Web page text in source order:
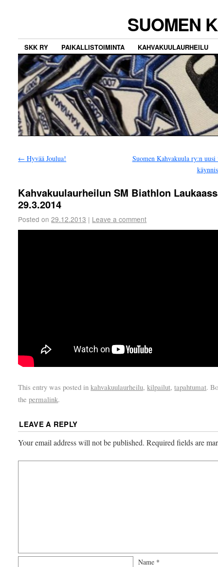
SUOMEN
SKK RY PAIKALLISTOIMINTA KAHVAKUULAURHEILU
← Hyvää Joulua!
Suomen Kahvakuula ry:n uusi
Kahvakuulaurheilun SM Biathlon
29.3.2014
Posted on 29.12.2013 | Leave a comment
This entry was posted inkahvakuulaurheilu,kilpailut,tapahtumat.
thepermalink.
LEAVE A REPLY
Your email address will not be published. Required fields are
Name *